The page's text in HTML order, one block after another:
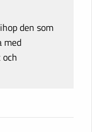
den som
med